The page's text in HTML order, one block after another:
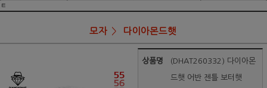
ㅌ
모자 다이아몬드햇
상품명 (DHAT260332) 다이아몬
드햇 어반 젠틀 보터햇